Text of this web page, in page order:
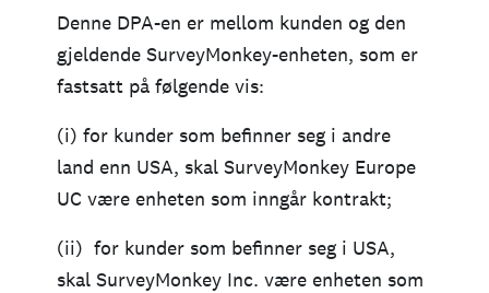
Denne DPA-en er mellom kunden og den
gjeldende SurveyMonkey-enheten, som er
fastsatt på følgende vis:
(i) for kunder som befinner seg i andre
land enn USA, skal SurveyMonkey Europe
UC være enheten som inngår kontrakt;
(ii) for kunder som befinner seg i USA,
skal SurveyMonkey Inc. være enheten som